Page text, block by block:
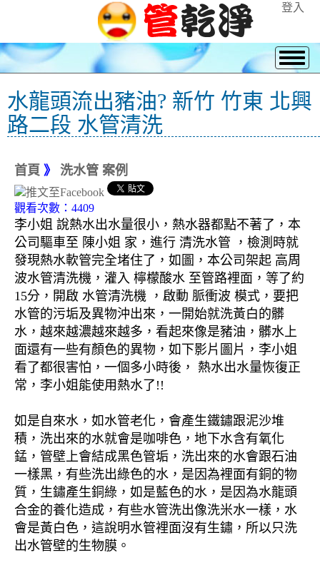
登入
水龍頭流出豬油? 新竹 竹東 北興
路二段 水管清洗
首頁 》 洗水管 案例
觀看次數：4409
李小姐 說熱水出水量很小，熱水器都點不著了，本
公司驅車至 陳小姐 家，進行 清洗水管 ，檢測時就
發現熱水軟管完全堵住了，如圖，本公司架起 高周
波水管清洗機，灌入 檸檬酸水 至管路裡面，等了約
15分，開啟 水管清洗機 ，啟動 脈衝波 模式，要把
水管的污垢及異物沖出來，一開始就洗黃白的髒
水，越來越濃越來越多，看起來像是豬油，髒水上
面還有一些有顏色的異物，如下影片圖片，李小姐
看了都很害怕，一個多小時後， 熱水出水量恢復正
常，李小姐能使用熱水了!!
如是自來水，如水管老化，會產生鐵鏽跟泥沙堆
積，洗出來的水就會是咖啡色，地下水含有氧化
錳，管壁上會結成黑色管垢，洗出來的水會跟石油
一樣黑，有些洗出綠色的水，是因為裡面有銅的物
質，生鏽產生銅綠，如是藍色的水，是因為水龍頭
合金的養化造成，有些水管洗出像洗米水一樣，水
會是黃白色，這說明水管裡面沒有生鏽，所以只洗
出水管壁的生物膜。